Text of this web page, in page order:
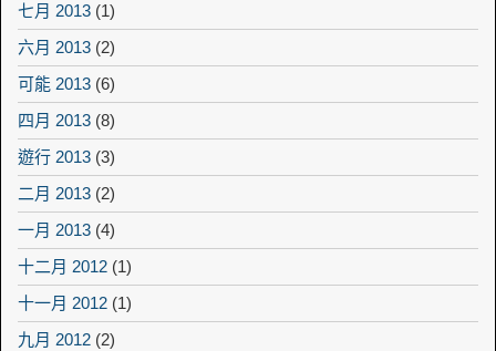
七月 2013 (1)
六月 2013 (2)
可能 2013 (6)
四月 2013 (8)
遊行 2013 (3)
二月 2013 (2)
一月 2013 (4)
十二月 2012 (1)
十一月 2012 (1)
九月 2012 (2)